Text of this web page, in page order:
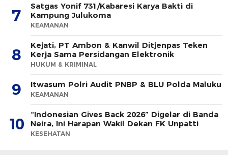
7
Satgas Yonif 731/Kabaresi Karya Bakti di
Kampung Julukoma
KEAMANAN
8
Kejati, PT Ambon & Kanwil Ditjenpas Teken
Kerja Sama Persidangan Elektronik
HUKUM & KRIMINAL
9 Itwasum Polri Audit PNBP & BLU Polda Maluku
KEAMANAN
10
“Indonesian Gives Back 2026” Digelar di Banda
Neira, Ini Harapan Wakil Dekan FK Unpatti
KESEHATAN